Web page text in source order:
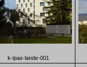
k-ipas-lande-001